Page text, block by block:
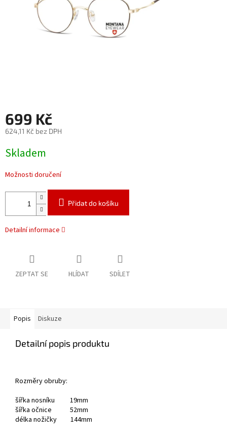
699 Kč
624,11 Kč bez DPH
cena:
Skladem
Možnosti doručení
Přidat do košíku
Detailní informace
ZEPTAT SE HLÍDAT SDÍLET
Popis Diskuze
Detailní popis produktu
Rozměry obruby:
šířka nosníku 19mm
šířka očnice 52mm
délka nožičky 144mm